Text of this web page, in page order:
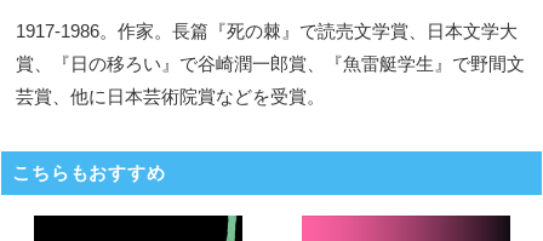
1917-1986。作家。長篇『死の棘』で読売文学賞、日本文学大
賞、『日の移ろい』で谷崎潤一郎賞、『魚雷艇学生』で野間文
芸賞、他に日本芸術院賞などを受賞。
こちらもおすすめ